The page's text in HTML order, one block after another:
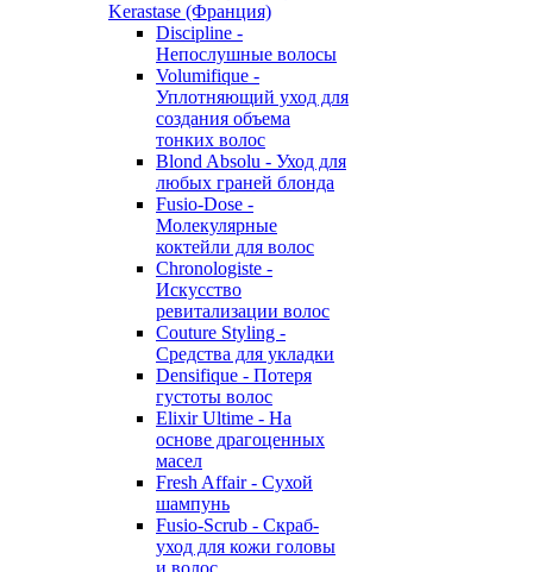
Kerastase (Франция)
Discipline -
Непослушные волосы
Volumifique -
Уплотняющий уход для
создания объема
тонких волос
Blond Absolu - Уход для
любых граней блонда
Fusio-Dose -
Молекулярные
коктейли для волос
Chronologiste -
Искусство
ревитализации волос
Couture Styling -
Средства для укладки
Densifique - Потеря
густоты волос
Elixir Ultime - На
основе драгоценных
масел
Fresh Affair - Сухой
шампунь
Fusio-Scrub - Скраб-
уход для кожи головы
и волос